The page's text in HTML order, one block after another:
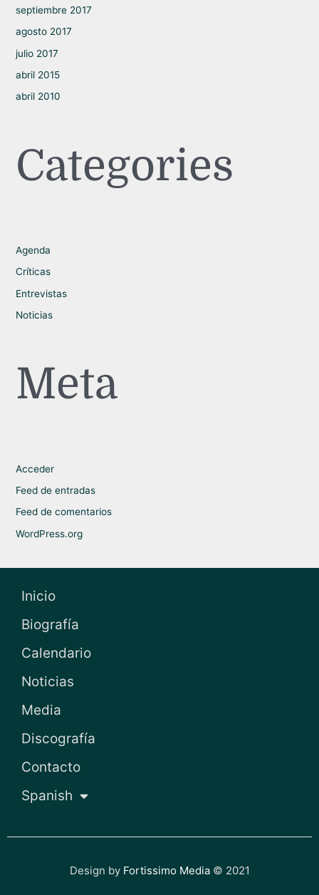
septiembre 2017
agosto 2017
julio 2017
abril 2015
abril 2010
Categories
Agenda
Críticas
Entrevistas
Noticias
Meta
Acceder
Feed de entradas
Feed de comentarios
WordPress.org
Inicio
Biografía
Calendario
Noticias
Media
Discografía
Contacto
Spanish
Design by Fortissimo Media© 2021